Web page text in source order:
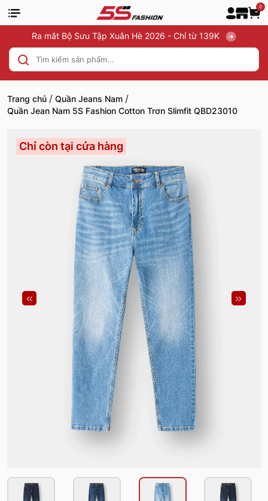
0
Ra mắt Bộ Sưu Tập Xuân Hè 2026 - Chỉ từ 139K
Trang chủ / Quần Jeans Nam /
Quần Jean Nam 5S Fashion Cotton Trơn Slimfit QBD23010
Chỉ còn tại cửa hàng